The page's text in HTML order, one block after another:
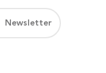
Newsletter